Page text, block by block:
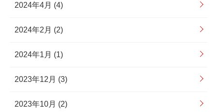
2024年4月 (4)
2024年2月 (2)
2024年1月 (1)
2023年12月 (3)
2023年10月 (2)